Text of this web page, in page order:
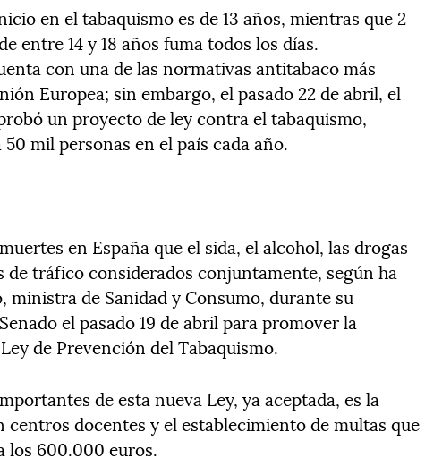
en el tabaquismo es de 13 años, mientras que 2
entre 14 y 18 años fuma todos los días.
con una de las normativas antitabaco más
Europea; sin embargo, el pasado 22 de abril, el
un proyecto de ley contra el tabaquismo,
mil personas en el país cada año.
en España que el sida, el alcohol, las drogas
de tráfico considerados conjuntamente, según ha
ministra de Sanidad y Consumo, durante su
el pasado 19 de abril para promover la
de Prevención del Tabaquismo.
de esta nueva Ley, ya aceptada, es la
docentes y el establecimiento de multas que
los 600.000 euros.